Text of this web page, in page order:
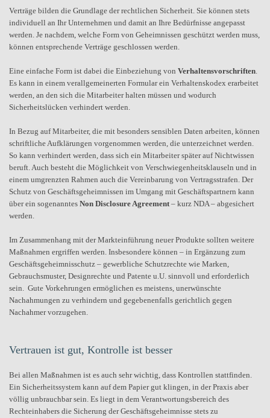
Verträge bilden die Grundlage der rechtlichen Sicherheit. Sie können stets
individuell an Ihr Unternehmen und damit an Ihre Bedürfnisse angepasst
werden. Je nachdem, welche Form von Geheimnissen geschützt werden muss,
können entsprechende Verträge geschlossen werden.
Eine einfache Form ist dabei die Einbeziehung von Verhaltensvorschriften.
Es kann in einem verallgemeinerten Formular ein Verhaltenskodex erarbeitet
werden, an den sich die Mitarbeiter halten müssen und wodurch
Sicherheitslücken verhindert werden.
In Bezug auf Mitarbeiter, die mit besonders sensiblen Daten arbeiten, können
schriftliche Aufklärungen vorgenommen werden, die unterzeichnet werden.
So kann verhindert werden, dass sich ein Mitarbeiter später auf Nichtwissen
beruft. Auch besteht die Möglichkeit von Verschwiegenheitsklauseln und in
einem umgrenzten Rahmen auch die Vereinbarung von Vertragsstrafen. Der
Schutz von Geschäftsgeheimnissen im Umgang mit Geschäftspartnern kann
über ein sogenanntes Non Disclosure Agreement– kurz NDA – abgesichert
werden.
Im Zusammenhang mit der Markteinführung neuer Produkte sollten weitere
Maßnahmen ergriffen werden. Insbesondere können – in Ergänzung zum
Geschäftsgeheimnisschutz – gewerbliche Schutzrechte wie Marken,
Gebrauchsmuster, Designrechte und Patente u.U. sinnvoll und erforderlich
sein. Gute Vorkehrungen ermöglichen es meistens, unerwünschte
Nachahmungen zu verhindern und gegebenenfalls gerichtlich gegen
Nachahmer vorzugehen.
Vertrauen ist gut, Kontrolle ist besser
Bei allen Maßnahmen ist es auch sehr wichtig, dass Kontrollen stattfinden.
Ein Sicherheitssystem kann auf dem Papier gut klingen, in der Praxis aber
völlig unbrauchbar sein. Es liegt in dem Verantwortungsbereich des
Rechteinhabers die Sicherung der Geschäftsgeheimnisse stets zu